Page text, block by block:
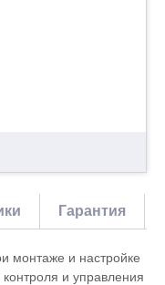
Гарантия
монтаже и настройке
и управления